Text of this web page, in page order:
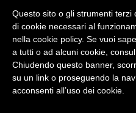
C.F.: 97029170582
Area Riservata 2.0
Questo sito o gli strumenti terzi
di cookie necessari al
nella cookie policy. Se vuoi
a tutti o ad alcuni cookie,
Chiudendo questo banner,
su un link o proseguendo la
acconsenti all’uso dei cookie.